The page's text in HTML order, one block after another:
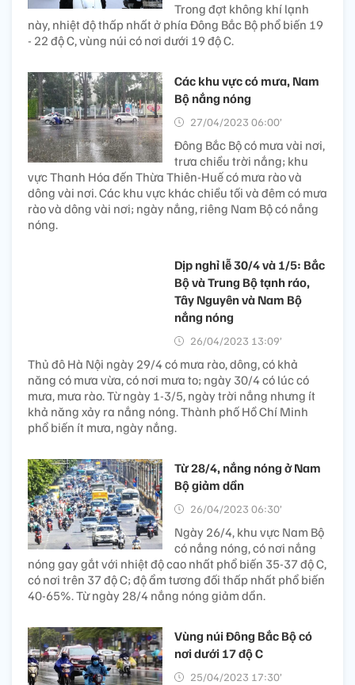
Trong đợt không khí lạnh
này, nhiệt độ thấp nhất ở phía Đông Bắc Bộ phổ biến 19
- 22 độ C, vùng núi có nơi dưới 19 độ C.
Các khu vực có mưa, Nam
Bộ nắng nóng
27/04/2023 06:00’
Đông Bắc Bộ có mưa vài nơi,
trưa chiều trời nắng; khu
vực Thanh Hóa đến Thừa Thiên-Huế có mưa rào và
dông vài nơi. Các khu vực khác chiều tối và đêm có mưa
rào và dông vài nơi; ngày nắng, riêng Nam Bộ có nắng
nóng.
Dịp nghỉ lễ 30/4 và 1/5: Bắc
Bộ và Trung Bộ tạnh ráo,
Tây Nguyên và Nam Bộ
nắng nóng
26/04/2023 13:09’
Thủ đô Hà Nội ngày 29/4 có mưa rào, dông, có khả
năng có mưa vừa, có nơi mưa to; ngày 30/4 có lúc có
mưa, mưa rào. Từ ngày 1-3/5, ngày trời nắng nhưng ít
khả năng xảy ra nắng nóng. Thành phố Hồ Chí Minh
phổ biến ít mưa, ngày nắng.
Từ 28/4, nắng nóng ở Nam
Bộ giảm dần
26/04/2023 06:30’
Ngày 26/4, khu vực Nam Bộ
có nắng nóng, có nơi nắng
nóng gay gắt với nhiệt độ cao nhất phổ biến 35-37 độ C,
có nơi trên 37 độ C; độ ẩm tương đối thấp nhất phổ biến
40-65%. Từ ngày 28/4 nắng nóng giảm dần.
Vùng núi Đông Bắc Bộ có
nơi dưới 17 độ C
25/04/2023 17:30’